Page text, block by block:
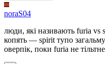
noraS04
люди, які називають furia vs
копять — spirit тупо
оверпік, поки furia не тільтне